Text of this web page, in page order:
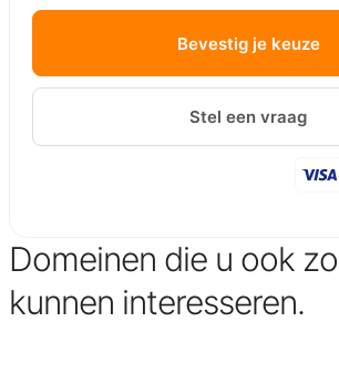
Bevestig je keuze
Stel een vraag
Domeinen die u ook
kunnen interesseren.